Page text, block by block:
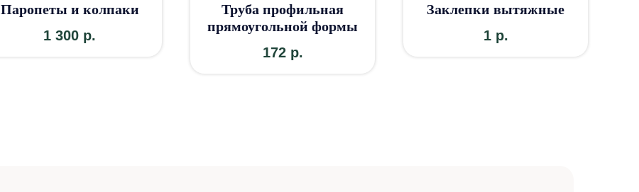
Паропеты и колпаки
1 300 р.
Труба профильная
прямоугольной формы
172 р.
Заклепки вытяжные
1 р.